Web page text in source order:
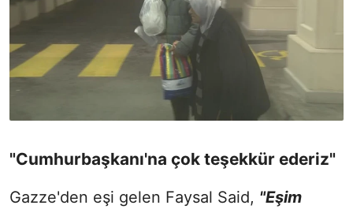
"Cumhurbaşkanı'na çok teşekkür ederiz"
Gazze'den eşi gelen Faysal Said, "Eşim